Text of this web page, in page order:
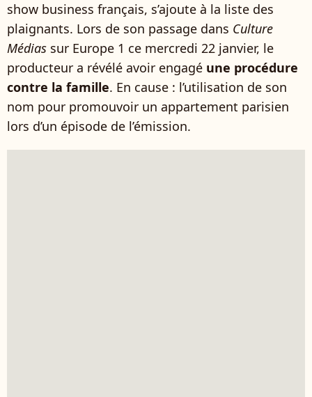
show business français, s’ajoute à la liste des
plaignants. Lors de son passage dans Culture
Médias sur Europe 1 ce mercredi 22 janvier, le
producteur a révélé avoir engagé une procédure
contre la famille. En cause : l’utilisation de son
nom pour promouvoir un appartement parisien
lors d’un épisode de l’émission.